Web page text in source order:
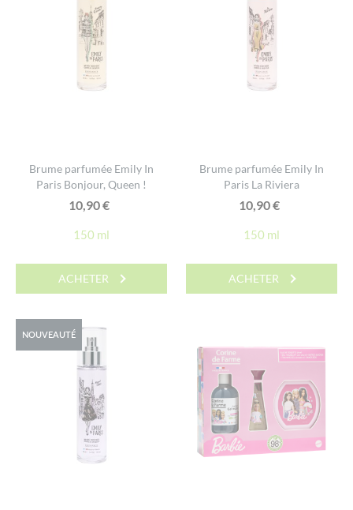
Brume parfumée Emily In
Paris Bonjour, Queen !
10,90€
150 ml
ACHETER
Brume parfumée Emily In
Paris La Riviera
10,90€
150 ml
ACHETER
NOUVEAUTÉ